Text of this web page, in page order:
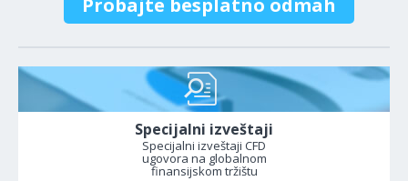
Probajte besplatno odmah
Specijalni izveštaji
Specijalni izveštaji CFD
ugovora na globalnom
finansijskom tržištu